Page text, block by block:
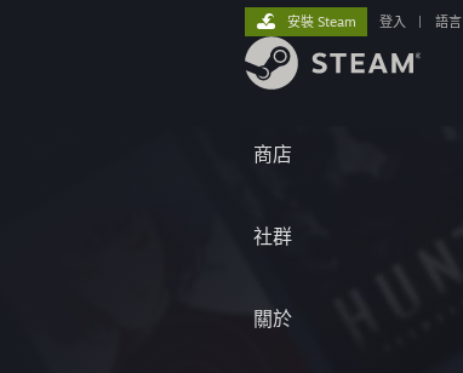
商店
社群
關於
安裝 Steam 登入 語言